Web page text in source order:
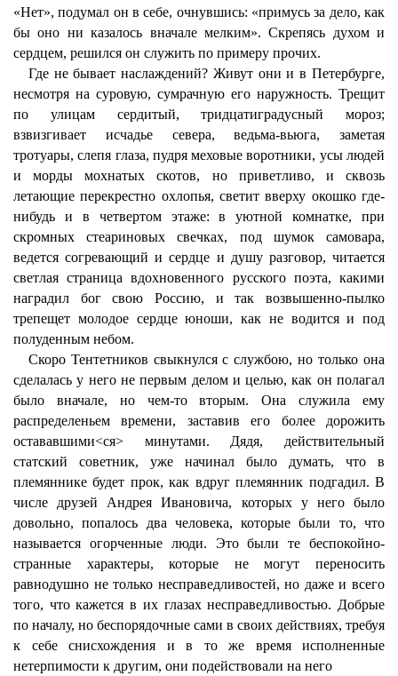
«Нет», подумал он в себе, очнувшись: «примусь за дело, как
бы оно ни казалось вначале мелким». Скрепясь духом и
сердцем, решился он служить по примеру прочих.
Где не бывает наслаждений? Живут они и в Петербурге,
несмотря на суровую, сумрачную его наружность. Трещит
по улицам сердитый, тридцатиградусный мороз;
взвизгивает исчадье севера, ведьма-вьюга, заметая
тротуары, слепя глаза, пудря меховые воротники, усы людей
и морды мохнатых скотов, но приветливо, и сквозь
летающие перекрестно охлопья, светит вверху окошко где-
нибудь и в четвертом этаже: в уютной комнатке, при
скромных стеариновых свечках, под шумок самовара,
ведется согревающий и сердце и душу разговор, читается
светлая страница вдохновенного русского поэта, какими
наградил бог свою Россию, и так возвышенно-пылко
трепещет молодое сердце юноши, как не водится и под
полуденным небом.
Скоро Тентетников свыкнулся с службою, но только она
сделалась у него не первым делом и целью, как он полагал
было вначале, но чем-то вторым. Она служила ему
распределеньем времени, заставив его более дорожить
остававшими<ся> минутами. Дядя, действительный
статский советник, уже начинал было думать, что в
племяннике будет прок, как вдруг племянник подгадил. В
числе друзей Андрея Ивановича, которых у него было
довольно, попалось два человека, которые были то, что
называется огорченные люди. Это были те беспокойно-
странные характеры, которые не могут переносить
равнодушно не только несправедливостей, но даже и всего
того, что кажется в их глазах несправедливостью. Добрые
по началу, но беспорядочные сами в своих действиях, требуя
к себе снисхождения и в то же время исполненные
нетерпимости к другим, они подействовали на него